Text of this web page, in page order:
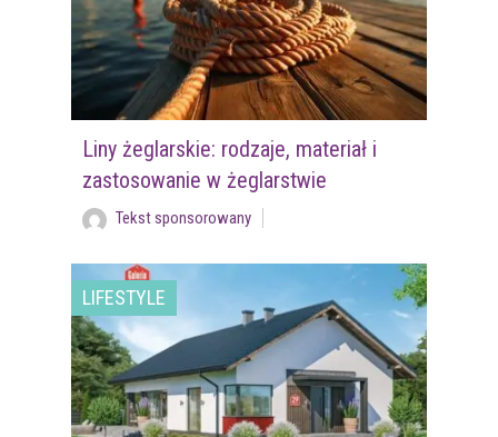
Liny żeglarskie: rodzaje, materiał i
zastosowanie w żeglarstwie
Tekst sponsorowany
LIFESTYLE